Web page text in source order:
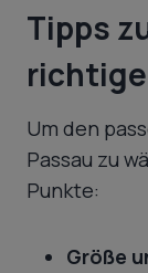
Tipps
Um den
Passau zu
Punkte:
Größe